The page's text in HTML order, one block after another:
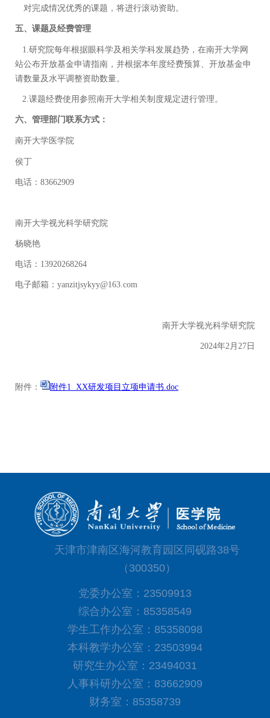
对完成情况优秀的课题，将进行滚动资助。
五、课题及经费管理
1. 研究院每年根据眼科学及相关学科发展趋势，在南开大学网
站公布开放基金申请指南，并根据本年度经费预算、开放基金申
请数量及水平调整资助数量。
2. 课题经费使用参照南开大学相关制度规定进行管理。
六、管理部门联系方式：
南开大学医学院
侯丁
电话：83662909
南开大学视光科学研究院
杨晓艳
电话：13920268264
电子邮箱：yanzitjsykyy@163.com
南开大学视光科学研究院
2024年2 月 27日
附件： 附件1 XX研发项目立项申请书.doc
天津市津南区海河教育园区同砚路38号
（300350）
党委办公室：23509913
综合办公室：85358549
学生工作办公室：85358098
本科教学办公室：23503994
研究生办公室：23494031
人事科研办公室：83662909
财务室：85358739